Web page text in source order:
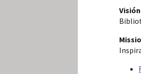
Visión